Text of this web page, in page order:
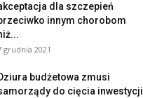
dla szczepień
innym chorobom
grudnia 2021
budżetowa zmusi
do cięcia inwestycji